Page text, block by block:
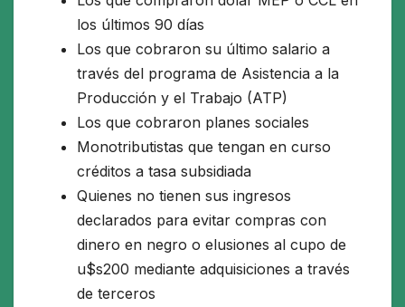
los últimos 90 días
Los que cobraron su último salario a
través del programa de Asistencia a la
Producción y el Trabajo (ATP)
Los que cobraron planes sociales
Monotributistas que tengan en curso
créditos a tasa subsidiada
Quienes no tienen sus ingresos
declarados para evitar compras con
dinero en negro o elusiones al cupo de
u$s200 mediante adquisiciones a través
de terceros